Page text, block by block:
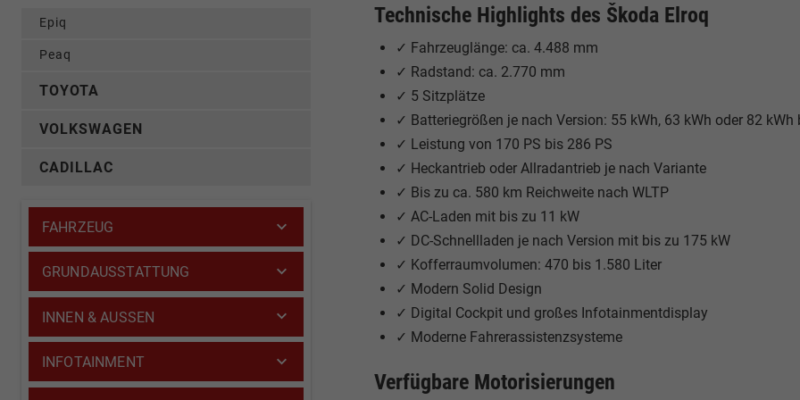
Technische Highlights des Škoda Elroq
✓ Fahrzeuglänge: ca. 4.488 mm
✓ Radstand: ca. 2.770 mm
✓ 5 Sitzplätze
✓ Batteriegrößen je nach Version: 55 kWh, 63 kWh oder 82 kWh
✓ Leistung von 170 PS bis 286 PS
✓ Heckantrieb oder Allradantrieb je nach Variante
✓ Bis zu ca. 580 km Reichweite nach WLTP
✓ AC-Laden mit bis zu 11 kW
✓ DC-Schnellladen je nach Version mit bis zu 175 kW
✓ Kofferraumvolumen: 470 bis 1.580 Liter
✓ Modern Solid Design
✓ Digital Cockpit und großes Infotainmentdisplay
✓ Moderne Fahrerassistenzsysteme
Verfügbare Motorisierungen
Epiq
Peaq
TOYOTA
VOLKSWAGEN
CADILLAC
FAHRZEUG
GRUNDAUSSTATTUNG
INNEN & AUSSEN
INFOTAINMENT